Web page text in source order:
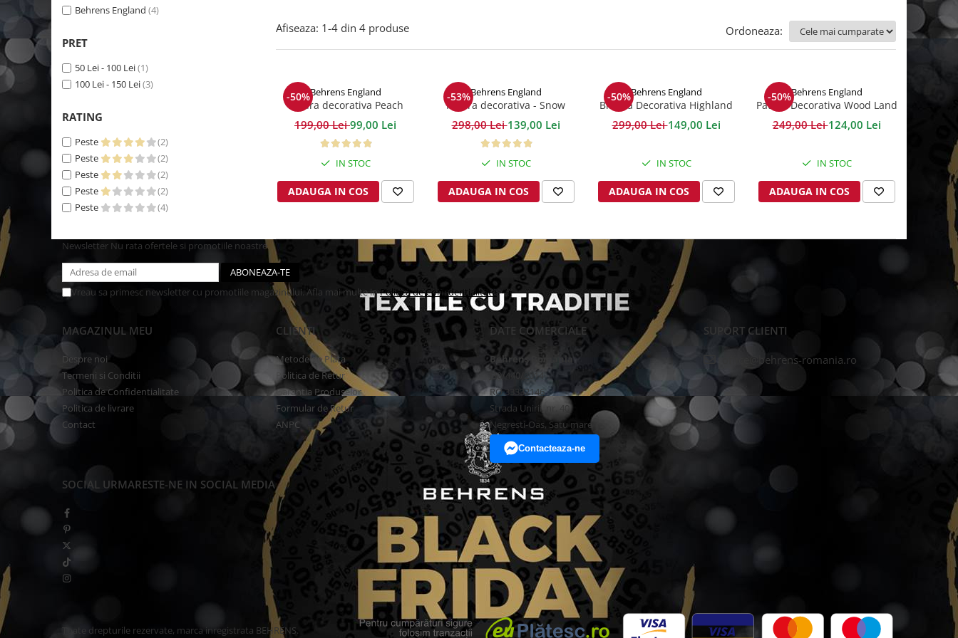
Behrens England (4)
PRET
50 Lei - 100 Lei(1)
100 Lei - 150 Lei(3)
RATING
Peste
(2)
Peste
(2)
Peste
(2)
Peste
(2)
Peste
(4)
Afiseaza: 1-4 din 4 produse Ordoneaza:
-50%Behrens England
Patura decorativa Peach
Lifestyle
199,00 Lei99,00 Lei
IN STOC
ADAUGA IN COS
-53%Behrens England
Patura decorativa - Snow
flakes
298,00 Lei139,00 Lei
IN STOC
ADAUGA IN COS
-50%Behrens England
Blanita Decorativa Highland
180x130x10 cm
299,00 Lei149,00 Lei
IN STOC
ADAUGA IN COS
-50%Behrens England
Patura Decorativa Wood Land
Grey
249,00 Lei124,00 Lei
IN STOC
ADAUGA IN COS
Newsletter Nu rata ofertele si promotiile noastre
Vreau sa primesc newsletter cu promotiile magazinului. Afla mai multe inPolitica de Confidentialitate
MAGAZINUL MEU
Despre noi
Termeni si Conditii
Politica de Confidentialitate
Politica de livrare
Contact
CLIENTI
Metode de Plata
Politica de Retur
Garantia Produselor
Formular de Retur
ANPC
DATE COMERCIALE
Behrens Romania
J30/440/2014
RO 33332146
Strada Unirii, nr. 40
Negresti-Oas, Satu mare
Contacteaza-ne
SUPORT CLIENTI
office@behrens-romania.ro
SOCIAL URMARESTE-NE IN SOCIAL MEDIA
Toate drepturile rezervate, marca inregistrata BEHRENS.